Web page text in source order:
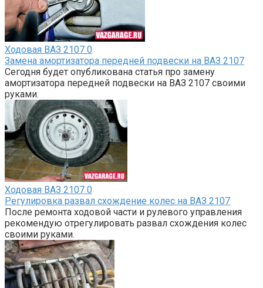
Ходовая ВАЗ 2107 0
Замена амортизатора передней подвески на ВАЗ 2107
Сегодня будет опубликована статья про замену
амортизатора передней подвески на ВАЗ 2107 своими
руками.
Ходовая ВАЗ 2107 0
Регулировка развал схождение колес на ВАЗ 2107
После ремонта ходовой части и рулевого управления
рекомендую отрегулировать развал схождения колес
своими руками.